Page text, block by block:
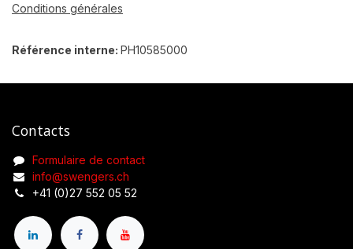
Conditions générales
Référence interne: PH10585000
Contacts
Formulaire de contact
info@swengers.ch
+41 (0)27 552 05 52